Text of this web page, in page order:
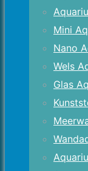
Mini
Nano
Wels
Glas